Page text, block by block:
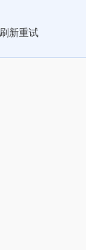
新重试